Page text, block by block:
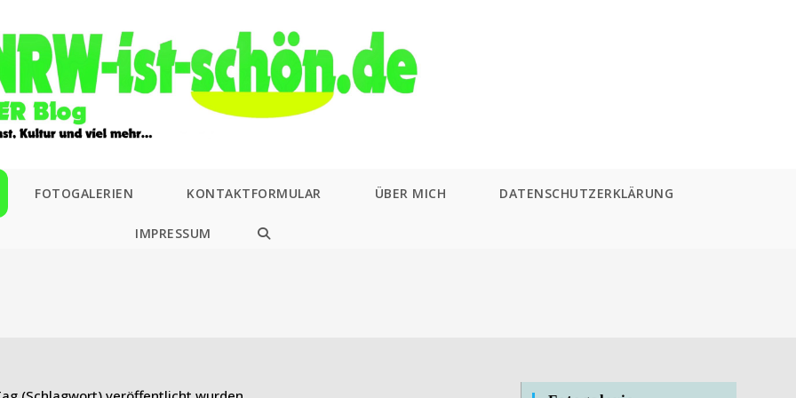
FOTOGALERIEN KONTAKTFORMULAR ÜBER MICH DATENSCHUTZERKLÄRUNG
IMPRESSUM
WEBSITE-